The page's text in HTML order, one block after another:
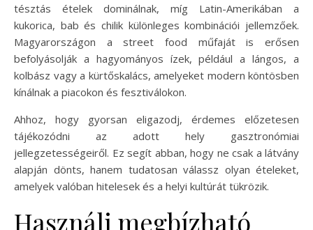
tésztás ételek dominálnak, míg Latin-Amerikában a
kukorica, bab és chilik különleges kombinációi jellemzőek.
Magyarországon a street food műfaját is erősen
befolyásolják a hagyományos ízek, például a lángos, a
kolbász vagy a kürtőskalács, amelyeket modern köntösben
kínálnak a piacokon és fesztiválokon.
Ahhoz, hogy gyorsan eligazodj, érdemes előzetesen
tájékozódni az adott hely gasztronómiai
jellegzetességeiről. Ez segít abban, hogy ne csak a látvány
alapján dönts, hanem tudatosan válassz olyan ételeket,
amelyek valóban hitelesek és a helyi kultúrát tükrözik.
Használj megbízható